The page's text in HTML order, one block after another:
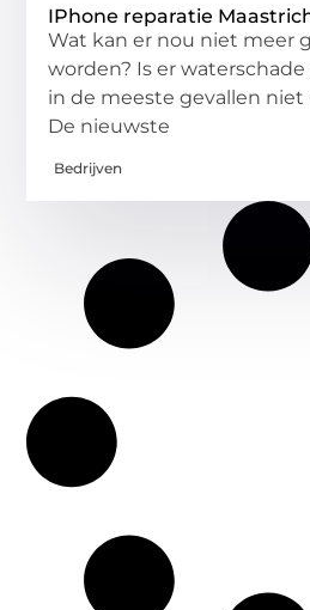
IPhone reparatie
Wat kan er nou niet meer
worden? Is er
in de meeste gevallen
De nieuwste
Bedrijven